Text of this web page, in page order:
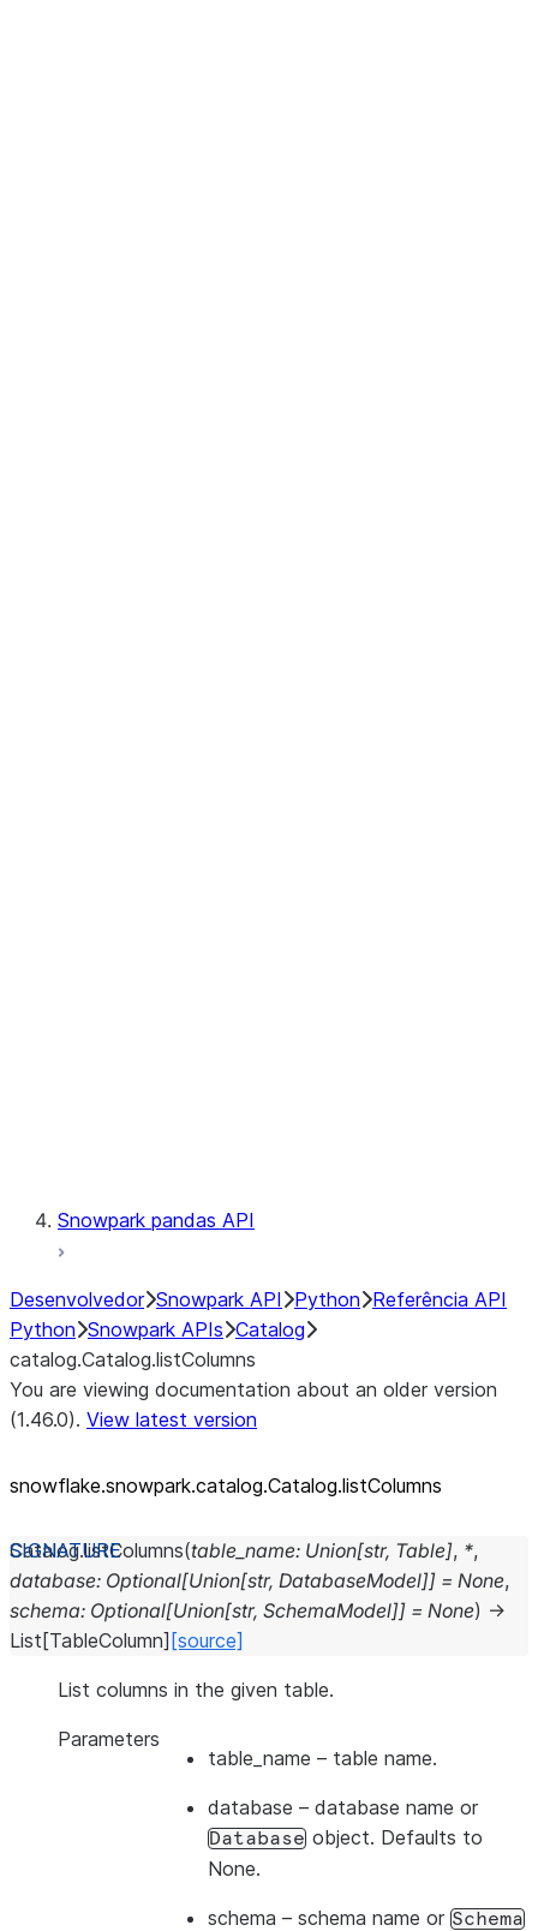
Snowpark pandas API
Desenvolvedor Snowpark API Python Referência API
Python Snowpark APIs Catalog
catalog.Catalog.listColumns
You are viewing documentation about an older version
(1.46.0). View latest version
snowflake.snowpark.catalog.Catalog.listColumns
Catalog.listColumns(table_name: Union[str, Table], *,
database: Optional[Union[str, DatabaseModel]] = None,
schema: Optional[Union[str, SchemaModel]] = None) →
List [TableColumn] [source]
List columns in the given table.
Parameters
table_name – table name.
database – database name or
Database object. Defaults to
None.
schema – schema name or Schema